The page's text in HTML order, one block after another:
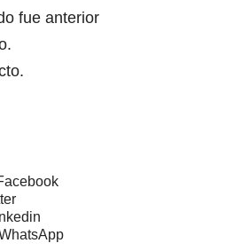
fue anterior